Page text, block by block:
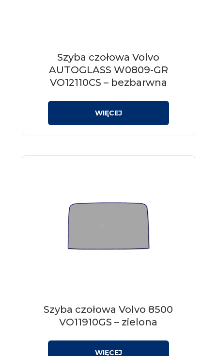
Szyba czołowa Volvo
AUTOGLASS W0809-GR
VO12110CS – bezbarwna
Szyba czołowa Volvo 8500
VO11910GS – zielona